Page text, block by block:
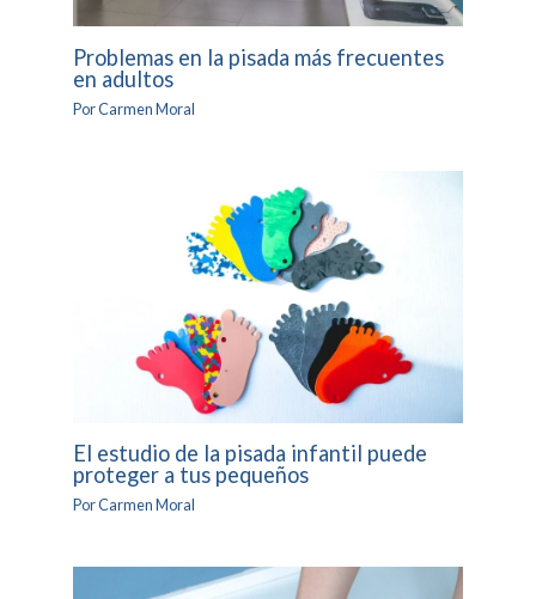
Problemas en la pisada más frecuentes
en adultos
PorCarmen Moral
El estudio de la pisada infantil puede
proteger a tus pequeños
PorCarmen Moral